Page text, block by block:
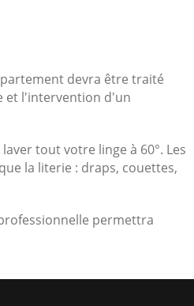
devra être traité
et l'intervention d'un
tout votre linge à 60°. Les
la literie : draps, couettes,
permettra